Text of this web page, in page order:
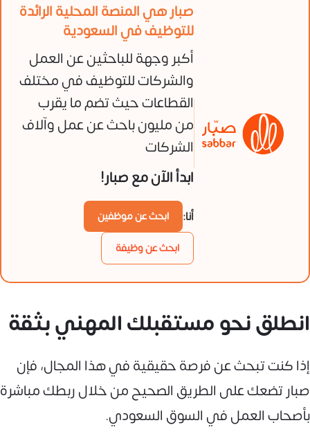
صبار هي المنصة المحلية الرائدة
للتوظيف في السعودية
أكبر وجهة للباحثين عن العمل
والشركات للتوظيف في مختلف
القطاعات حيث تضم ما يقرب
من مليون باحث عن عمل وآلاف
الشركات
ابدأ الآن مع صبار!
أنا:
ابحث عن موظفين
ابحث عن وظيفة
انطلق نحو مستقبلك المهني بثقة
إذا كنت تبحث عن فرصة حقيقية في هذا المجال، فإن
صبار تضعك على الطريق الصحيح من خلال ربطك مباشرة
بأصحاب العمل في السوق السعودي.